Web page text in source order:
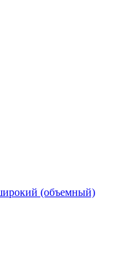
(объемный)